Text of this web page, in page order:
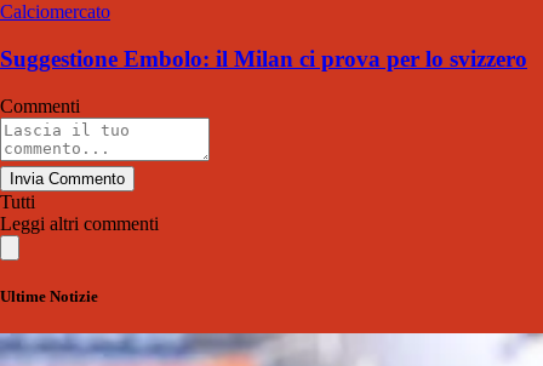
Calciomercato
Suggestione Embolo: il Milan ci prova per lo svizzero
Commenti
Invia Commento
Tutti
Leggi altri commenti
Ultime Notizie